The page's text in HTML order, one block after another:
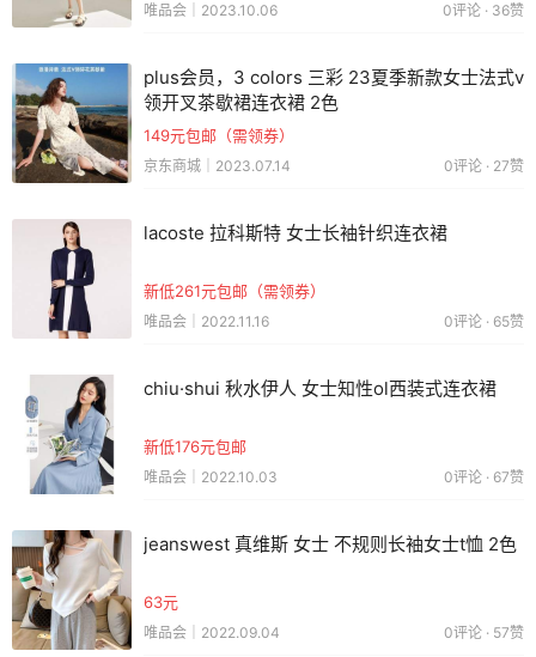
唯品会｜2023.10.06 0评论 · 36赞
plus会员，3 colors 三彩 23夏季新款女士法式v
领开叉茶歇裙连衣裙 2色
149元包邮（需领券）
京东商城｜2023.07.14 0评论 · 27赞
lacoste 拉科斯特 女士长袖针织连衣裙
新低261元包邮（需领券）
唯品会｜2022.11.16 0评论 · 65赞
chiu·shui 秋水伊人 女士知性ol西装式连衣裙
新低176元包邮
唯品会｜2022.10.03 0评论 · 67赞
jeanswest 真维斯 女士 不规则长袖女士t恤 2色
63元
唯品会｜2022.09.04 0评论 · 57赞